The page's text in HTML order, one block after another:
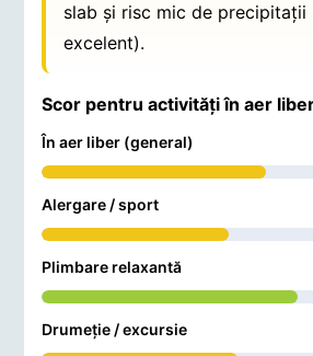
slab și risc mic de precipitații
excelent).
Scor pentru activități în aer
În aer liber (general)
Alergare / sport
Plimbare relaxantă
Drumeție / excursie